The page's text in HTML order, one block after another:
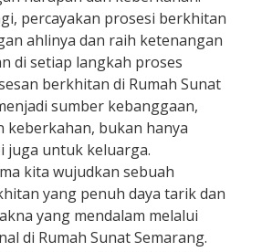
percayakan prosesi berkhitan
ahlinya dan raih ketenangan
di setiap langkah proses
berkhitan di Rumah Sunat
sumber kebanggaan,
keberkahan, bukan hanya
juga untuk keluarga.
kita wujudkan sebuah
yang penuh daya tarik dan
yang mendalam melalui
di Rumah Sunat Semarang.